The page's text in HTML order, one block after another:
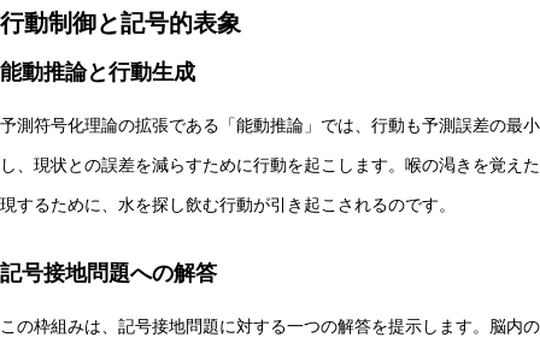
行動制御と記号的表象
能動推論と行動生成
予測符号化理論の拡張である「能動推論」では、行動も予測誤差の最
し、現状との誤差を減らすために行動を起こします。喉の渇きを覚え
現するために、水を探し飲む行動が引き起こされるのです。
記号接地問題への解答
この枠組みは、記号接地問題に対する一つの解答を提示します。脳内